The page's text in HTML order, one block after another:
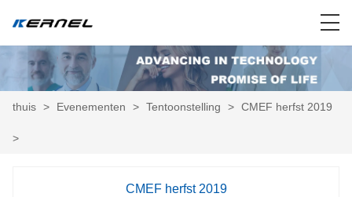
thuis > Evenementen > Tentoonstelling > CMEF herfst 2019
>
CMEF herfst 2019